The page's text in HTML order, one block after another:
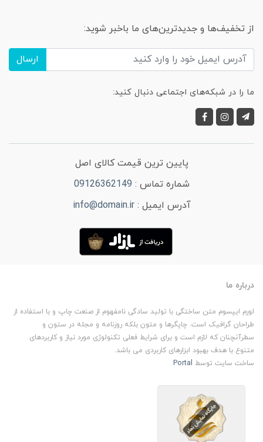
از تخفیف‌ها و جدیدترین‌های ما باخبر شوید:
ارسال
ما را در شبکه‌های اجتماعی دنبال کنید:
پایین ترین قیمت کالای اصل
شماره تماس : 09126362149
آدرس ایمیل :info@domain.ir
درباره ما
لورم ایپسوم متن ساختگی با تولید سادگی نامفهوم از صنعت چاپ و با استفاده از
طراحان گرافیک است. چاپگرها و متون بلکه روزنامه و مجله در ستون و
سطرآنچنان که لازم است و برای شرایط فعلی تکنولوژی مورد نیاز و کاربردهای
متنوع با هدف بهبود ابزارهای کاربردی می باشد.
ساخت سایت توسط Portal